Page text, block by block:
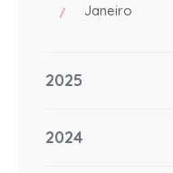
Janeiro
2025
2024